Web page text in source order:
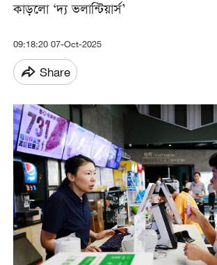
কাড়লো ‘দ্য ভলান্টিয়ার্স’
09:18:20 07-Oct-2025
Share